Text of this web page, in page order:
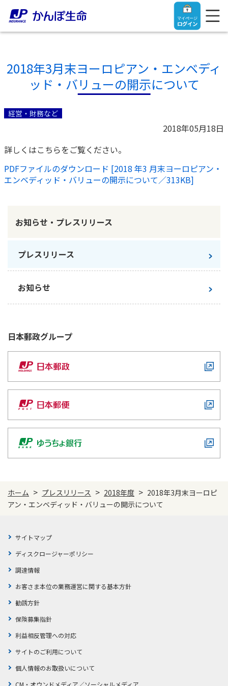
マイページ
ログイン
トップ
ご契約者さま
ご契約者さま
マイページログイン
入院保険金・手術保険金のご請求
お手続き一覧
きっかけ・できごとから探す
マイページでできること
新規登録
ログイン
ご契約内容の確認
各種サービス・お知らせ
かんぽプラチナライフサービス
ご契約のしおり・約款（Web約款）
保険用語集
お問い合わせ
保険をご検討中のお客さま
保険をご検討中のお客さま
終身保険
保険の探し方のポイント
保険かんたん診断
これからのライフイベントでかかる費用とは？
ご契約手続きの流れ
保険用語集
お問い合わせ
法人のお客さま
ちら
法人のお客さま向け商品一覧
目的から探す
お役立ち情報
かんぽ生命の団体取扱い
お問い合わせ先
保険
お金
子育て
ライフプラン
かんぽアプリ～かんぽの健康と安心を手のひらに～
ラジオ体操・みんなの体操
ラジオ体操ポータルサイト
ご挨拶
経営理念・経営戦略
会社概要
財務情報
株主・投資家のみなさまへ
日本郵政グループとしての取り組み
採用情報
かんぽ生命のサステナビリティ
お問い合わせ
サステナビリティ
株主・投資家のみなさまへ
採用情報
English
2018年3月末ヨーロピアン・エンベディ
ッド・バリューの開示について
経営・財務など
2018年05月18日
詳しくはこちらをご覧ください。
PDFファイルのダウンロード [2018 年3 月末ヨーロピアン・
エンベディッド・バリューの開示について／313KB]
お知らせ・プレスリリース
プレスリリース
お知らせ
日本郵政グループ
ホーム > プレスリリース > 2018年度 > 2018年3月末ヨーロピ
アン・エンベディッド・バリューの開示について
サイトマップ
ディスクロージャーポリシー
調達情報
お客さま本位の業務運営に関する基本方針
勧誘方針
保険募集指針
利益相反管理への対応
サイトのご利用について
個人情報のお取扱いについて